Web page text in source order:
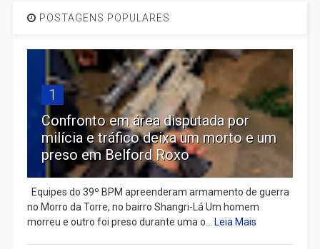
POSTAGENS POPULARES
1
Confronto em área disputada por
milícia e tráfico deixa um morto e um
preso em Belford Roxo
Equipes do 39º BPM apreenderam armamento de guerra
no Morro da Torre, no bairro Shangri-Lá Um homem
morreu e outro foi preso durante uma o...
Leia Mais